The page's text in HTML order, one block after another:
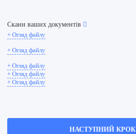
Транспортна діяльність
Сільське господарство
Корпоративне право
Скани ваших документів
+ Огляд файлу
+ Огляд файлу
+ Огляд файлу
+ Огляд файлу
+ Огляд файлу
НАСТУПНИЙ КРОК